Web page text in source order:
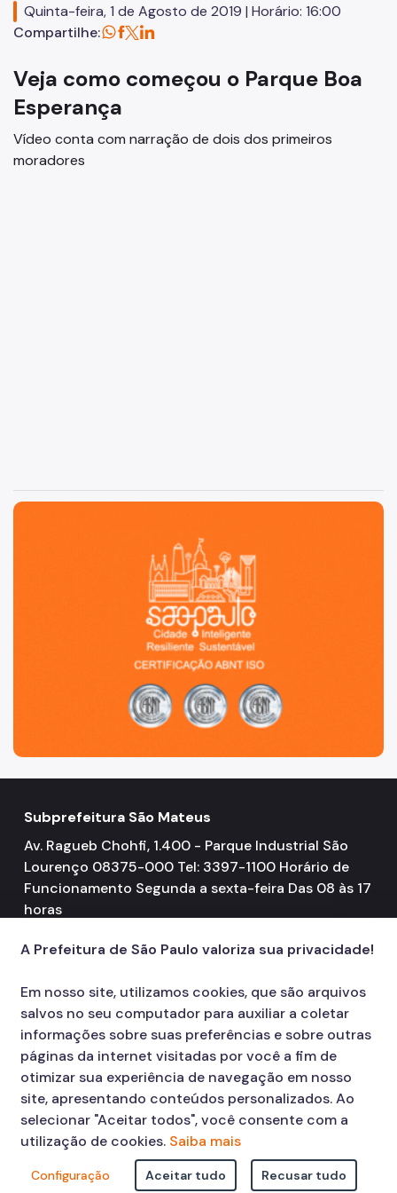
SP Mais Fácil
Cata-Bagulho
Termo de Cooperação
Programa de Metas
Quinta-feira, 1 de Agosto de 2019 | Horário: 16:00
Compartilhe:
Veja como começou o Parque Boa
Esperança
Vídeo conta com narração de dois dos primeiros
moradores
São Paulo, cidade inteligente, resiliente e sustentável
Subprefeitura São Mateus
Av. Ragueb Chohfi, 1.400 - Parque Industrial São
Lourenço 08375-000 Tel: 3397-1100 Horário de
Funcionamento Segunda a sexta-feira Das 08 às 17
horas
© COPYRIGHT 2026,
Prefeitura Municipal de São Paulo Viaduto do Cha,
A Prefeitura de São Paulo valoriza sua privacidade!
Em nosso site, utilizamos cookies, que são arquivos
salvos no seu computador para auxiliar a coletar
informações sobre suas preferências e sobre outras
páginas da internet visitadas por você a fim de
otimizar sua experiência de navegação em nosso
site, apresentando conteúdos personalizados. Ao
selecionar "Aceitar todos", você consente com a
utilização de cookies. Saiba mais
Configuração Aceitar tudo Recusar tudo